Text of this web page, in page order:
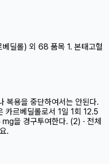
딜롤) 외 68 품목 1. 본태고혈
복용을 중단하여서는 안된다.
카르베딜롤로서 1일 1회 12.5
을 경구투여한다. (2) · 전체
.